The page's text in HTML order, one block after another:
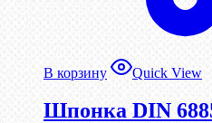
В корзину Quick View
Шпонка DIN